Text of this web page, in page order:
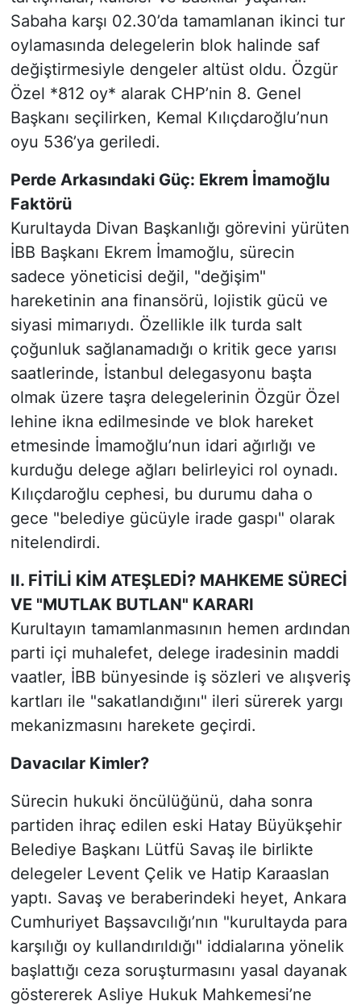
Sabaha karşı 02.30’da tamamlanan ikinci tur
oylamasında delegelerin blok halinde saf
değiştirmesiyle dengeler altüst oldu. Özgür
Özel *812 oy* alarak CHP’nin 8. Genel
Başkanı seçilirken, Kemal Kılıçdaroğlu’nun
oyu 536’ya geriledi.
Perde Arkasındaki Güç: Ekrem İmamoğlu
Faktörü
Kurultayda Divan Başkanlığı görevini yürüten
İBB Başkanı Ekrem İmamoğlu, sürecin
sadece yöneticisi değil, "değişim"
hareketinin ana finansörü, lojistik gücü ve
siyasi mimarıydı. Özellikle ilk turda salt
çoğunluk sağlanamadığı o kritik gece yarısı
saatlerinde, İstanbul delegasyonu başta
olmak üzere taşra delegelerinin Özgür Özel
lehine ikna edilmesinde ve blok hareket
etmesinde İmamoğlu’nun idari ağırlığı ve
kurduğu delege ağları belirleyici rol oynadı.
Kılıçdaroğlu cephesi, bu durumu daha o
gece "belediye gücüyle irade gaspı" olarak
nitelendirdi.
II. FİTİLİ KİM ATEŞLEDİ? MAHKEME SÜRECİ
VE "MUTLAK BUTLAN" KARARI
Kurultayın tamamlanmasının hemen ardından
parti içi muhalefet, delege iradesinin maddi
vaatler, İBB bünyesinde iş sözleri ve alışveriş
kartları ile "sakatlandığını" ileri sürerek yargı
mekanizmasını harekete geçirdi.
Davacılar Kimler?
Sürecin hukuki öncülüğünü, daha sonra
partiden ihraç edilen eski Hatay Büyükşehir
Belediye Başkanı Lütfü Savaş ile birlikte
delegeler Levent Çelik ve Hatip Karaaslan
yaptı. Savaş ve beraberindeki heyet, Ankara
Cumhuriyet Başsavcılığı’nın "kurultayda para
karşılığı oy kullandırıldığı" iddialarına yönelik
başlattığı ceza soruşturmasını yasal dayanak
göstererek Asliye Hukuk Mahkemesi’ne